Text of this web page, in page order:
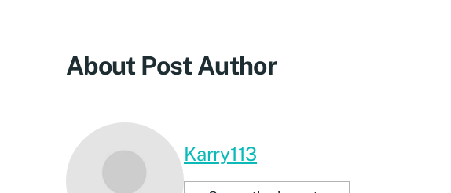
About Post Author
Karry113